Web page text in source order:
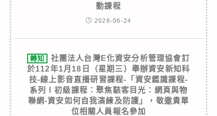
動課程
2026-06-24
轉知
社團法人台灣E化資安分析管理協會訂
於112年1月18日（星期三）舉辦資安新知科
技-線上影音直播研習課程-「資安鑑識課程-
系列Ⅰ初級課程：聚焦駭客目光：網頁與物
聯網-資安如何自我演練及防護」，敬邀貴單
位相關人員報名參加